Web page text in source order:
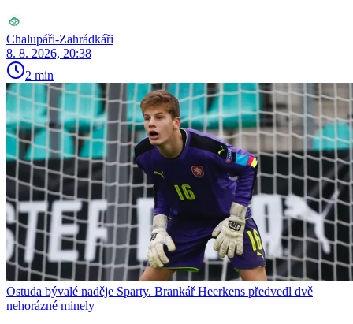
Chalupáři-Zahrádkáři
8. 8. 2026, 20:38
2 min
Ostuda bývalé naděje Sparty. Brankář Heerkens předvedl dvě
nehorázné minely